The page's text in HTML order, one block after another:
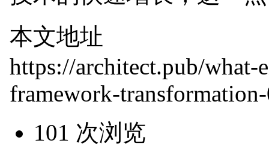
本文地址
https://architect.pub/what-
framework-
101 次浏览